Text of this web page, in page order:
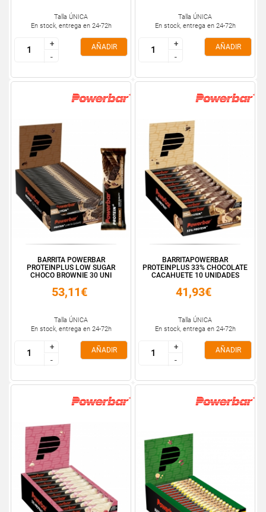
Talla ÚNICA
En stock, entrega en 24-72h
+
-
+
-
AÑADIR
Talla ÚNICA
En stock, entrega en 24-72h
+
-
+
-
AÑADIR
BARRITA POWERBAR
PROTEINPLUS LOW SUGAR
CHOCO BROWNIE 30 UNI
53,11€
Talla ÚNICA
En stock, entrega en 24-72h
+
-
+
-
AÑADIR
BARRITAPOWERBAR
PROTEINPLUS 33% CHOCOLATE
CACAHUETE 10 UNIDADES
41,93€
Talla ÚNICA
En stock, entrega en 24-72h
+
-
+
-
AÑADIR